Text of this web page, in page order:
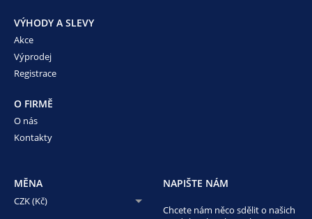
VÝHODY A SLEVY
Akce
Výprodej
Registrace
O FIRMĚ
O nás
Kontakty
MĚNA
CZK (Kč)
NAPIŠTE NÁM
Chcete nám něco sdělit o našich